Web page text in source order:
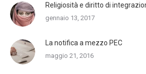
Religiosità e diritto di
gennaio 13, 2017
La notifica a mezzo PEC
maggio 21, 2016